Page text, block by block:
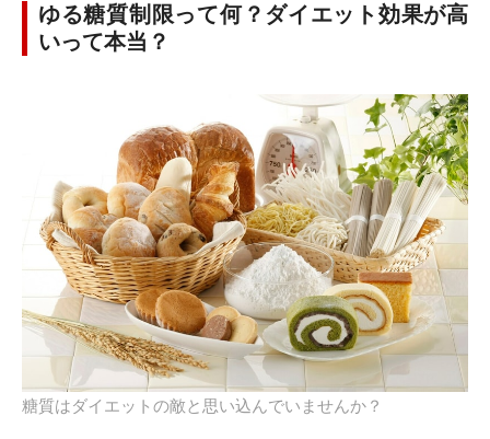
ゆる糖質制限って何？ダイエット効果が高
いって本当？
糖質はダイエットの敵と思い込んでいませんか？